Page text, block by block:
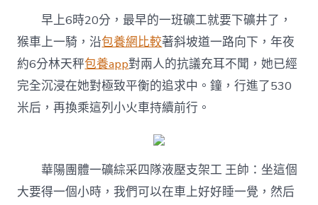
深
處
的
“芳
華
氣
力”〉
早上6時20分，最早的一班礦工就要下礦井了，
猴車上一騎，沿包養網比較著斜坡道一路向下，年夜
約6分林天秤包養app對兩人的抗議充耳不聞，她已經
完全沉浸在她對極致平衡的追求中。鐘，行進了530
米后，再換乘這列小火車持續前行。
華陽團體一礦綜采四隊液壓支架工 王帥：坐這個
大要得一個小時，我們可以在車上好好睡一覺，然后